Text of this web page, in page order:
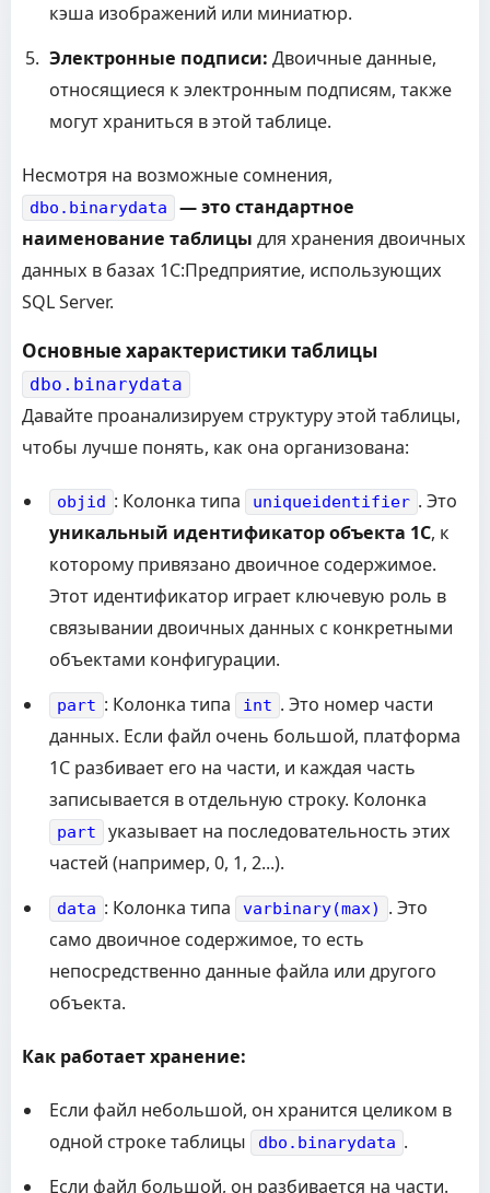
кэша изображений или миниатюр.
Электронные подписи: Двоичные данные,
относящиеся к электронным подписям, также
могут храниться в этой таблице.
Несмотря на возможные сомнения,
dbo.binarydata
— это стандартное
наименование таблицы для хранения двоичных
данных в базах 1С:Предприятие, использующих
SQL Server.
Основные характеристики таблицы
dbo.binarydata
Давайте проанализируем структуру этой таблицы,
чтобы лучше понять, как она организована:
objid : Колонка типа uniqueidentifier . Это
уникальный идентификатор объекта 1С, к
которому привязано двоичное содержимое.
Этот идентификатор играет ключевую роль в
связывании двоичных данных с конкретными
объектами конфигурации.
part : Колонка типа int . Это номер части
данных. Если файл очень большой, платформа
1С разбивает его на части, и каждая часть
записывается в отдельную строку. Колонка
part
указывает на последовательность этих
частей (например, 0, 1, 2...).
data : Колонка типа varbinary(max)
. Это
само двоичное содержимое, то есть
непосредственно данные файла или другого
объекта.
Как работает хранение:
Если файл небольшой, он хранится целиком в
одной строке таблицы
dbo.binarydata .
Если файл большой, он разбивается на части.